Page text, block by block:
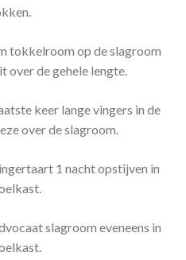
tokkelroom op de slagroom
over de gehele lengte.
keer lange vingers in de
over de slagroom.
1 nacht opstijven in
slagroom eveneens in